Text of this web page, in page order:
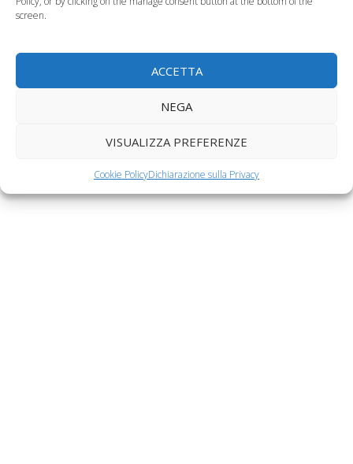
screen.
ACCETTA
NEGA
VISUALIZZA PREFERENZE
Cookie PolicyDichiarazione sulla Privacy